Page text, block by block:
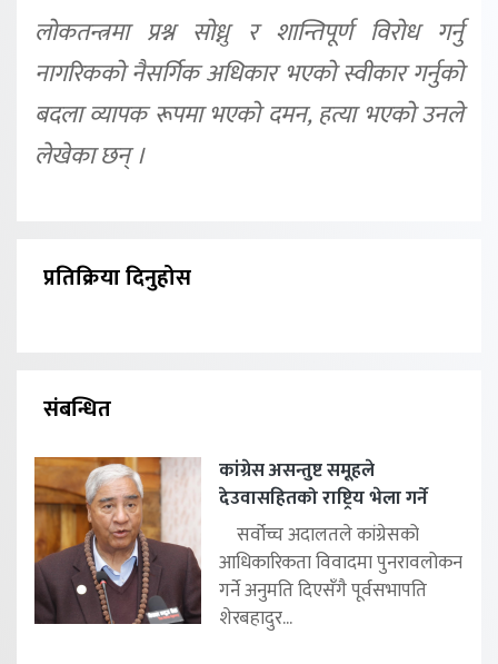
लोकतन्त्रमा प्रश्न सोध्नु र शान्तिपूर्ण विरोध गर्नु
नागरिकको नैसर्गिक अधिकार भएको स्वीकार गर्नुको
बदला व्यापक रूपमा भएको दमन, हत्या भएको उनले
लेखेका छन् ।
प्रतिक्रिया दिनुहोस
संबन्धित
कांग्रेस असन्तुष्ट समूहले
देउवासहितको राष्ट्रिय भेला गर्ने
सर्वोच्च अदालतले कांग्रेसको
आधिकारिकता विवादमा पुनरावलोकन
गर्ने अनुमति दिएसँगै पूर्वसभापति
शेरबहादुर...